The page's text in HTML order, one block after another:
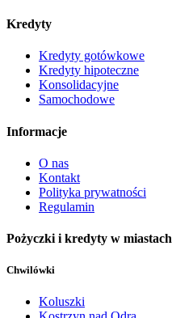
Kredyty
Kredyty gotówkowe
Kredyty hipoteczne
Konsolidacyjne
Samochodowe
Informacje
O nas
Kontakt
Polityka prywatności
Regulamin
Pożyczki i kredyty w miastach
Chwilówki
Koluszki